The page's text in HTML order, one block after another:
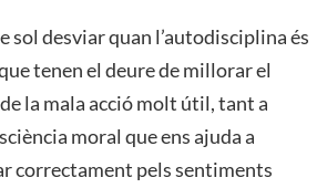
sol desviar quan l’autodisciplina és
tenen el deure de millorar el
la mala acció molt útil, tant a
moral que ens ajuda a
correctament pels sentiments